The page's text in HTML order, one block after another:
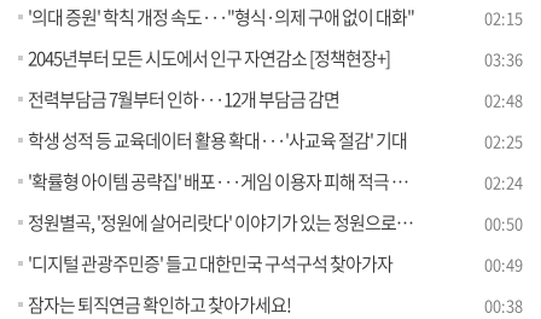
'의대 증원' 학칙 개정 속도···"형식·의제 구애 없이 대화" 02:15
2045년부터 모든 시도에서 인구 자연감소 [정책현장+] 03:36
전력부담금 7월부터 인하···12개 부담금 감면 02:48
학생 성적 등 교육데이터 활용 확대···'사교육 절감' 기대 02:25
'확률형 아이템 공략집' 배포···게임 이용자 피해 적극 구제 02:24
정원별곡, '정원에 살어리랏다' 이야기가 있는 정원으로의 여행 00:50
'디지털 관광주민증' 들고 대한민국 구석구석 찾아가자 00:49
잠자는 퇴직연금 확인하고 찾아가세요! 00:38